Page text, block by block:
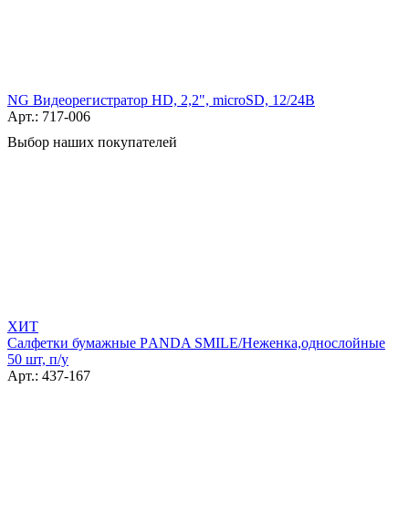
NG Видеорегистратор HD, 2,2", microSD, 12/24В
Арт.: 717-006
Выбор наших покупателей
ХИТ
Салфетки бумажные РANDA SMILE/Неженка,однослойные
50 шт, п/у
Арт.: 437-167